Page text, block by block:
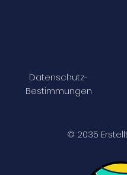
Datenschutz-
Bestimmungen
© 2035